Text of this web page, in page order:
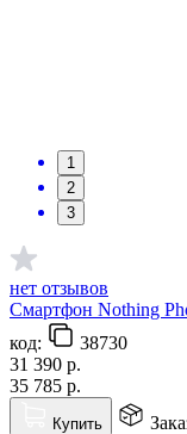
1
2
3
нет отзывов
Смартфон Nothing
код:
38730
31 390 р.
35 785 р.
Купить